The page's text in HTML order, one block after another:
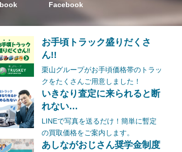
Facebook
お手頃トラック盛りだくさ
ん!!
栗山グループがお手頃価格帯のトラッ
クをたくさんご用意しました！
いきなり査定に来られると断
れない…
LINEで写真を送るだけ！簡単に暫定
の買取価格をご案内します。
あしながおじさん奨学金制度